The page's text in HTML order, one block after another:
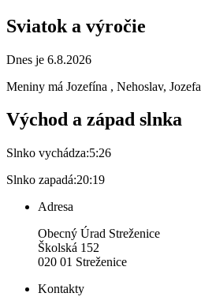
Sviatok a výročie
Dnes je 6.8.2026
Meniny má Jozefína , Nehoslav, Jozefa
Východ a západ slnka
Slnko vychádza:5:26
Slnko zapadá:20:19
Adresa
Obecný Úrad Streženice
Školská 152
020 01 Streženice
Kontakty